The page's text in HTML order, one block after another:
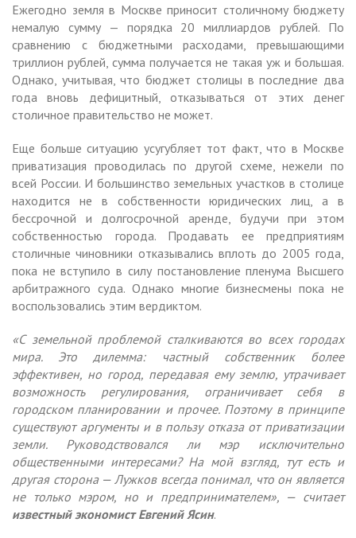
Ежегодно земля в Москве приносит столичному бюджету
немалую сумму — порядка 20 миллиардов рублей. По
сравнению с бюджетными расходами, превышающими
триллион рублей, сумма получается не такая уж и большая.
Однако, учитывая, что бюджет столицы в последние два
года вновь дефицитный, отказываться от этих денег
столичное правительство не может.
Еще больше ситуацию усугубляет тот факт, что в Москве
приватизация проводилась по другой схеме, нежели по
всей России. И большинство земельных участков в столице
находится не в собственности юридических лиц, а в
бессрочной и долгосрочной аренде, будучи при этом
собственностью города. Продавать ее предприятиям
столичные чиновники отказывались вплоть до 2005 года,
пока не вступило в силу постановление пленума Высшего
арбитражного суда. Однако многие бизнесмены пока не
воспользовались этим вердиктом.
«С земельной проблемой сталкиваются во всех городах
мира. Это дилемма: частный собственник более
эффективен, но город, передавая ему землю, утрачивает
возможность регулирования, ограничивает себя в
городском планировании и прочее. Поэтому в принципе
существуют аргументы и в пользу отказа от приватизации
земли. Руководствовался ли мэр исключительно
общественными интересами? На мой взгляд, тут есть и
другая сторона — Лужков всегда понимал, что он является
не только мэром, но и предпринимателем», — считает
известный экономист Евгений Ясин.